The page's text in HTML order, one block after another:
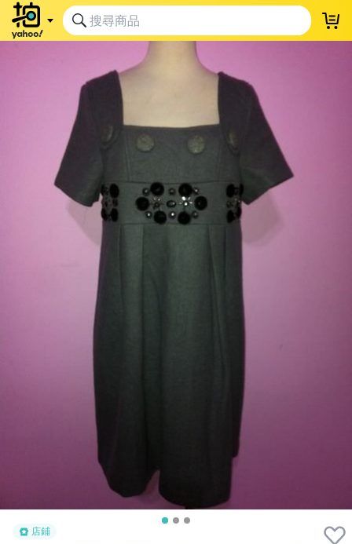
店鋪